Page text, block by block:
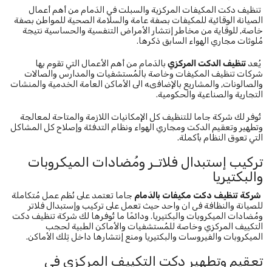
تنظيف دكت المكيفات المركزية والسبلت في الدَمام من أهم أعمال
الصيانة الوقائية للمكيفات بصفة عامة والسلامة الصحية للمواطن بصفة
خاصة, للوقاية من مخاطر إنتشار الأمراض التنفسية والحساسية نتيجة
مُلوثات مجاري الهواء السابق ذكرها.
يُعدتنظيف الدكت المركزي بالدَمام من أهم الأعمال التي تقوم بها
شركات تنظيف المكيفات وخاصة بالمُستشفيات والمدارس والصالات
والصالونات, والمشاريع بالإضافىه الى الأماكن العامة الخدمية والمنشات
التجارية والصناعية والحكومية.
تُوفر لك شركة جاما للتنظيف كل الإمكانيات اللازمة والمتاحة لمعالجة
وتطهير وتعقيم الدكت ومجاري الهواء ونظام التدفئة وإصلاح كل المشاكل
التي تعوق النظام بأكملة.
تركيب إستبدال فلاتـر ومُضادات الميكروبات
والبكتيريا
شركة تنظيف دكت مكيفات بالدَمام جاما تعتمد على نُظم عمل مُتكاملة
للصيانة والنظافة فى ان واحد حيث تعمل على تركيب وإستبدال فلاتر
ومُضادات الميكروبات والبكتيريا. ودائمًا ما تُوفرها لك شركة تنظيف دكت
التكييف المركزي وخاصة للمُستشفيات والأماكن الطبية لحجب
الميكروبات والفيروسات والبكتيريا ومنع إنتشارها داخل تِلك الأماكن.
تعقيم وتطهير دكت التكييف المركزي في